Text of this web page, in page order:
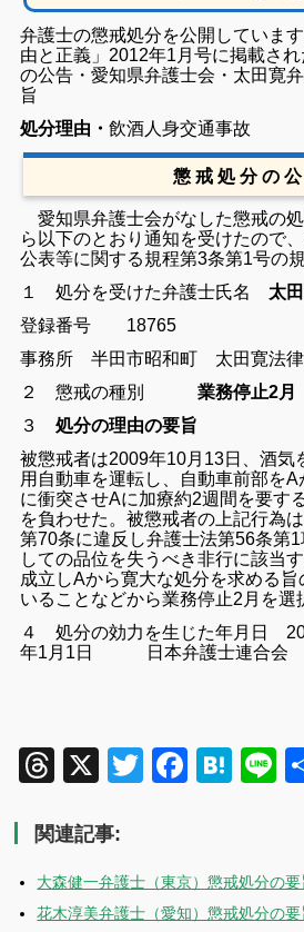
弁護士の懲戒処分を公開していま
由と正義」2012年1月号に掲載さ
の公告・愛知県弁護士会・太田寛
旨
処分理由・飲酒人身交通事故
懲 戒 処 分 の
愛知県弁護士会がなした懲戒の
ら以下のとおり通知を受けたので
公表等に関する規程第3条第1号の
１ 処分を受けた弁護士氏名
太
登録番号
18765
事務所半田市昭和町 太田寛法
２ 懲戒の種別
業務停止2月
３処分の理由の要旨
被懲戒者は2009年10月13日、酒気
用自動車を運転し、自動車前部を
に衝突させAに加療約2週間を要す
を負わせた。被懲戒者の上記行為
第70条に違反し弁護士法第56条第
しての品位を失うべき非行に該当
成立しAから寛大な処分を求める
いることなどから業務停止2月を選
４ 処分の効力を生じた年月日
年1月1日 日本弁護士連合会
Threads
X Twitter
関連記事:
大森健一弁護士（東京）懲戒処分の
花木淳美弁護士（愛知）懲戒処分の